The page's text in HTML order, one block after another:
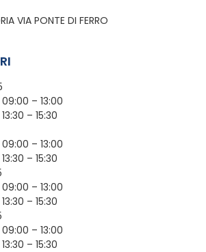
VIA PONTE DI FERRO
09:00 – 13:00
13:30 – 15:30
09:00 – 13:00
13:30 – 15:30
09:00 – 13:00
13:30 – 15:30
09:00 – 13:00
13:30 – 15:30